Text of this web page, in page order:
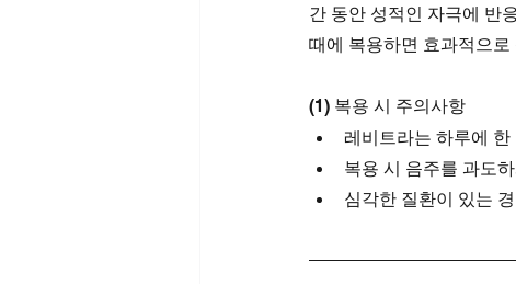
간 동안 성적인 자극에 반
때에 복용하면 효과적으
(1) 복용 시 주의사항
레비트라는 하루에
복용 시 음주를 과도
심각한 질환이 있는